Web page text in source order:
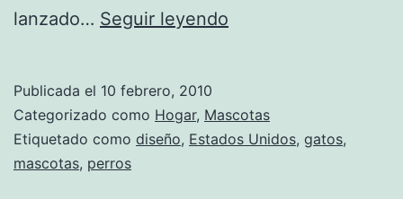
lanzado… Seguir leyendo
alimentos
gourmet
Publicada el 10 febrero, 2010
Categorizado como Hogar, Mascotas
Etiquetado como diseño, Estados Unidos, gatos,
mascotas, perros